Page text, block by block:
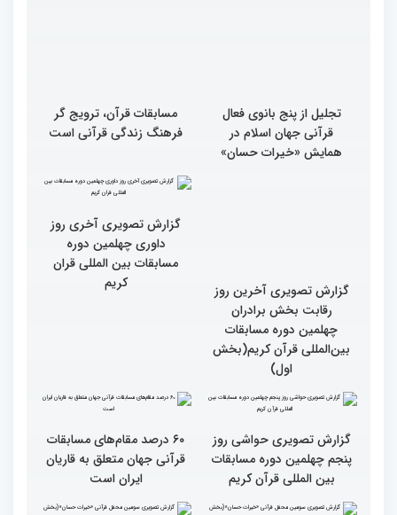
تجلیل از پنج بانوی فعال
قرآنی جهان اسلام در
همایش «خیرات حسان»
مسابقات قرآن، ترویج گر
فرهنگ زندگی قرآنی است
گزارش تصویری آخرین روز
رقابت بخش برادران
چهلمین دوره مسابقات
بین‌المللی قرآن کریم(بخش
اول)
گزارش تصویری آخری روز
گزارش تصویری حواشی روز ۶۰ درصد مقام‌های مسابقات